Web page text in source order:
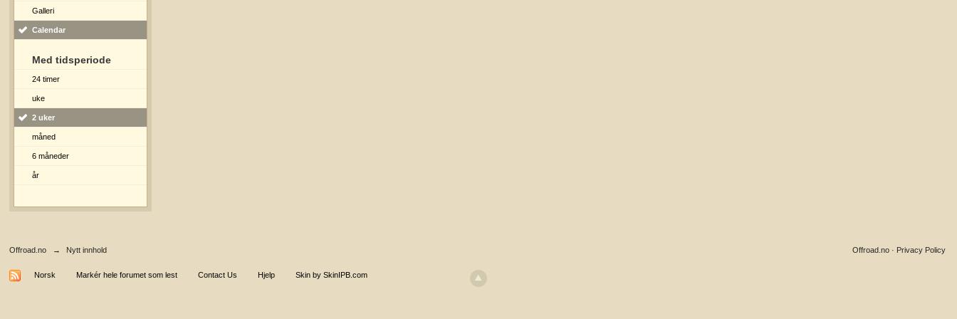
Galleri
Calendar
Med tidsperiode
24 timer
uke
2 uker
måned
6 måneder
år
Offroad.no → Nytt innhold Privacy Policy
Offroad.no ·
Norsk Markér hele forumet som lest Contact Us Hjelp Skin by SkinIPB.com